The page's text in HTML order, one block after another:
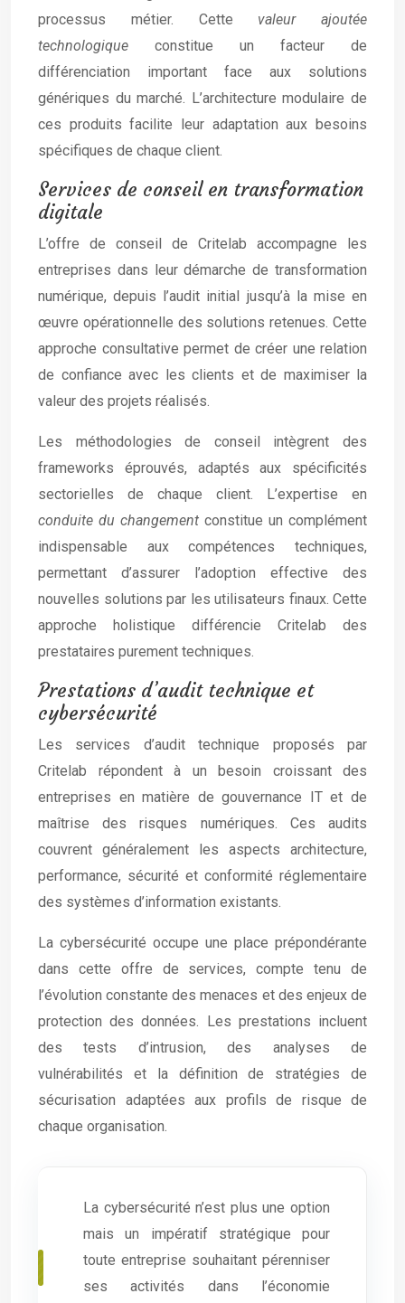
processus métier. Cette valeur ajoutée
technologique constitue un facteur de
différenciation important face aux solutions
génériques du marché. L’architecture modulaire de
ces produits facilite leur adaptation aux besoins
spécifiques de chaque client.
Services de conseil en transformation
digitale
L’offre de conseil de Critelab accompagne les
entreprises dans leur démarche de transformation
numérique, depuis l’audit initial jusqu’à la mise en
œuvre opérationnelle des solutions retenues. Cette
approche consultative permet de créer une relation
de confiance avec les clients et de maximiser la
valeur des projets réalisés.
Les méthodologies de conseil intègrent des
frameworks éprouvés, adaptés aux spécificités
sectorielles de chaque client. L’expertise en
conduite du changement constitue un complément
indispensable aux compétences techniques,
permettant d’assurer l’adoption effective des
nouvelles solutions par les utilisateurs finaux. Cette
approche holistique différencie Critelab des
prestataires purement techniques.
Prestations d’audit technique et
cybersécurité
Les services d’audit technique proposés par
Critelab répondent à un besoin croissant des
entreprises en matière de gouvernance IT et de
maîtrise des risques numériques. Ces audits
couvrent généralement les aspects architecture,
performance, sécurité et conformité réglementaire
des systèmes d’information existants.
La cybersécurité occupe une place prépondérante
dans cette offre de services, compte tenu de
l’évolution constante des menaces et des enjeux de
protection des données. Les prestations incluent
des tests d’intrusion, des analyses de
vulnérabilités et la définition de stratégies de
sécurisation adaptées aux profils de risque de
chaque organisation.
La cybersécurité n’est plus une option
mais un impératif stratégique pour
toute entreprise souhaitant pérenniser
ses activités dans l’économie